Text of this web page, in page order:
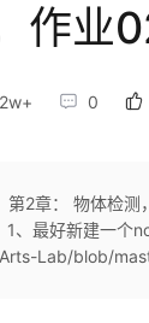
作业
0
第2章： 物体检
1、最好新建一
Lab/blob/